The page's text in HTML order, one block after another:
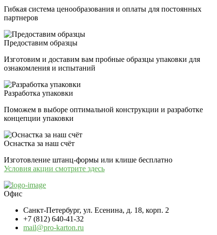
Гибкая система ценообразования и оплаты для постоянных
партнеров
Предоставим образцы
Изготовим и доставим вам пробные образцы упаковки для
ознакомления и испытаний
Разработка упаковки
Поможем в выборе оптимальной конструкции и разработке
концепции упаковки
Оснастка за наш счёт
Изготовление штанц-формы или клише бесплатно
Условия акции смотрите здесь
Офис
Санкт-Петербург, ул. Есенина, д. 18, корп. 2
+7 (812) 640-41-32
mail@pro-karton.ru